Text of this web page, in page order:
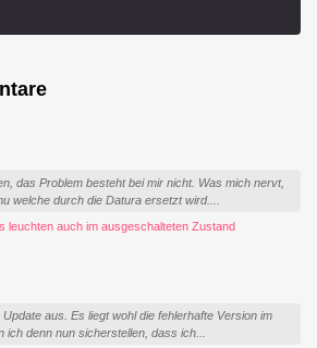
das Problem besteht bei mir nicht. Was mich nervt,
welche durch die Datura ersetzt wird....
leuchten auch im ausgeschalteten Zustand
aus. Es liegt wohl die fehlerhafte Version im
denn nun sicherstellen, dass ich...